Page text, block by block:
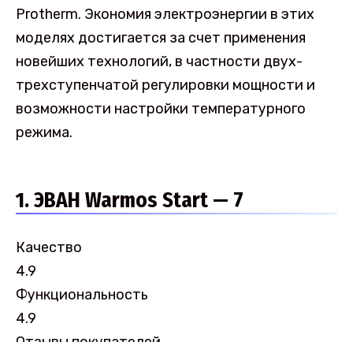
Protherm. Экономия электроэнергии в этих
моделях достигается за счет применения
новейших технологий, в частности двух-
трехступенчатой регулировки мощности и
возможности настройки температурного
режима.
1. ЭВАН Warmos Start — 7
Качество
4.9
Функциональность
4.9